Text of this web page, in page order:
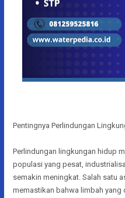
Pentingnya Perlindungan
Perlindungan lingkungan hidup
populasi yang pesat,
semakin meningkat. Salah satu
memastikan bahwa limbah